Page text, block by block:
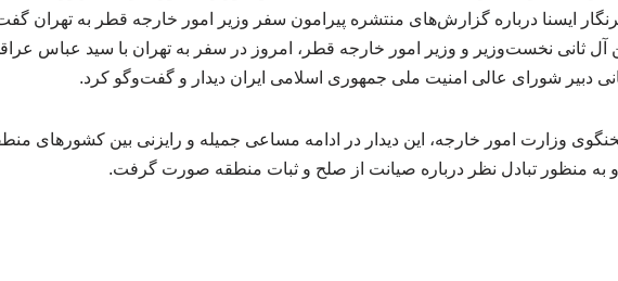
ایسنا درباره گزارش‌های منتشره پیرامون سفر وزیر امور خارجه قطر به تهران
آل ثانی نخست‌وزیر و وزیر امور خارجه قطر، امروز در سفر به تهران با سید عباس
دبیر شورای عالی امنیت ملی جمهوری اسلامی ایران دیدار و گفت‌وگو کرد.
وزارت امور خارجه، این دیدار در ادامه مساعی جمیله و رایزنی‌ بین کشورهای
به منظور تبادل نظر درباره صیانت از صلح و ثبات منطقه صورت گرفت.